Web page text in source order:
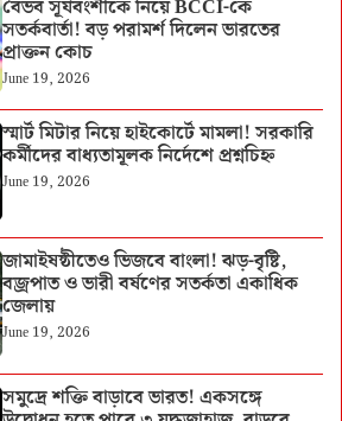
বৈভব সূর্যবংশীকে নিয়ে BCCI-কে
সতর্কবার্তা! বড় পরামর্শ দিলেন ভারতের
প্রাক্তন কোচ
June 19, 2026
স্মার্ট মিটার নিয়ে হাইকোর্টে মামলা! সরকারি
কর্মীদের বাধ্যতামূলক নির্দেশে প্রশ্নচিহ্ন
June 19, 2026
জামাইষষ্ঠীতেও ভিজবে বাংলা! ঝড়-বৃষ্টি,
বজ্রপাত ও ভারী বর্ষণের সতর্কতা একাধিক
জেলায়
June 19, 2026
সমুদ্রে শক্তি বাড়াবে ভারত! একসঙ্গে